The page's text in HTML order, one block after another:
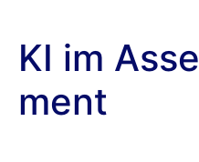
KI im
ment